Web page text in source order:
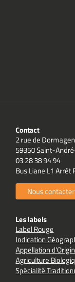
Contact
2 rue de Dormagen
59350 Saint-
03 28 38 94 94
Bus Liane L1 Arrêt
Nous contacter
Les labels
Label Rouge
Indication
Appellation
Agriculture
Spécialité